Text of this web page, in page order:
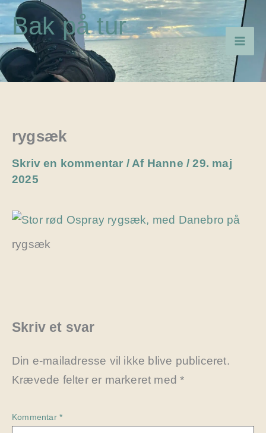
Gå
til
indholdet
Bak på tur
rygsæk
Skriv en kommentar / Af Hanne/29. maj
2025
rygsæk
Skriv et svar
Din e-mailadresse vil ikke blive publiceret.
Krævede felter er markeret med*
Kommentar *